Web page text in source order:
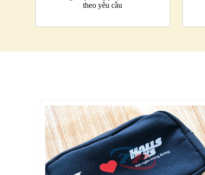
theo yêu cầu